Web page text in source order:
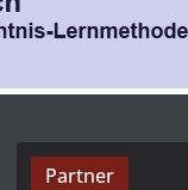
Partner